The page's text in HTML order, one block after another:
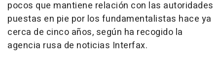
pocos que mantiene relación con las autoridades
puestas en pie por los fundamentalistas hace ya
cerca de cinco años, según ha recogido la
agencia rusa de noticias Interfax.